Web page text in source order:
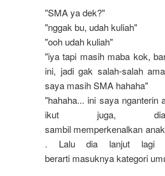
"SMAyadek?"
"nggak bu, udah kuliah"
"ooh udahkuliah"
"iya tapi masih maba kok,
ini, jadi gak salah-salah
saya masih SMA hahaha"
"hahaha... ini saya nganterin
ikut juga,
sambil memperkenalkan
. Lalu dia lanjut lagi
berarti masuknya kategori